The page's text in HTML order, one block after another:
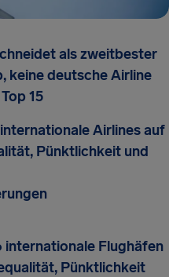
als zweitbester
keine deutsche Airline
15
Airlines auf
Pünktlichkeit und
Flughäfen
Pünktlichkeit